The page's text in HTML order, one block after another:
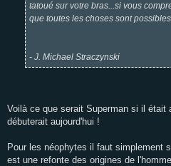
tatoué sur votre bras...si vous
que toutes les choses sont
- J. Michael Straczynski
Voilà ce que serait Superman si il était
débuterait aujourd'hui !
Pour les néophytes il faut simplement
est une refonte des origines de